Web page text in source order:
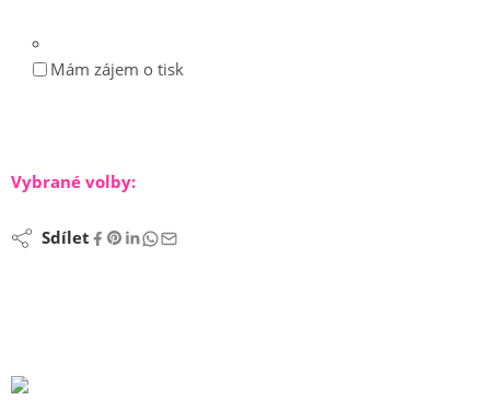
Mám zájem o tisk
Vybrané volby:
Sdílet